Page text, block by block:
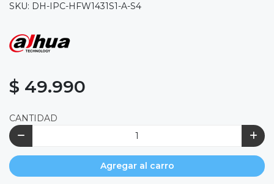
SKU: DH-IPC-HFW1431S1-A-S4
$ 49.990
CANTIDAD
Agregar al carro